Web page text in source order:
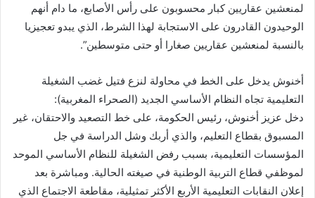
لمنعشين عقاريين کبار محسوبون على رأس الأصابع، ما دام أنهم
الوحيدون القادرون على الاستجابة لهذا الشرط، الذي يبدو تعجيزيا
بالنسبة لمنعشين عقاريين صغارا أو حتى متوسطين”.
أخنوش يدخل على الخط في محاولة لنزع فتيل غضب الشغيلة
التعليمية تجاه النظام الأساسي الجديد (الصحراء المغربية):
دخل عزيز أخنوش، رئيس الحكومة، على خط التصعيد والاحتقان، غیر
المسبوق بقطاع التعليم، والذي أربك وشل الدراسة في جل
المؤسسات التعليمية، بسبب رفض الشغيلة للنظام الأساسي الموحد
لموظفي قطاع التربية الوطنية في صيغته الحالية. ومباشرة بعد
إعلان النقابات التعليمية الأربع الأكثر تمثيلية، مقاطعة الاجتماع الذي